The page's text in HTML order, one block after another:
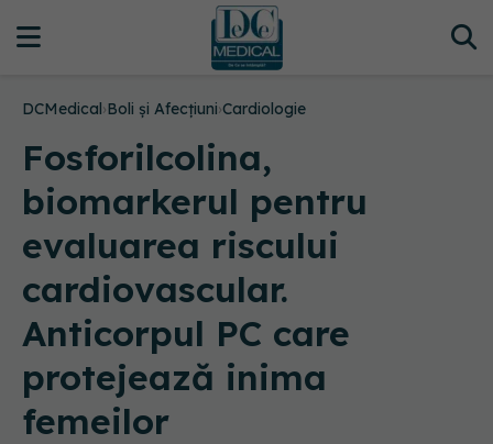
DCMedical›Boli și Afecțiuni›Cardiologie
Fosforilcolina,
biomarkerul pentru
evaluarea riscului
cardiovascular.
Anticorpul PC care
protejează inima
femeilor